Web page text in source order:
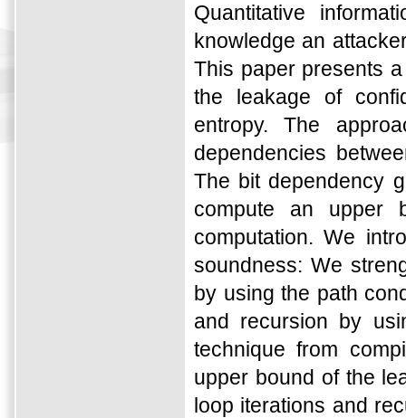
Quantitative
knowledge an
This paper presents
the leakage of
entropy. The
dependencies
The bit dependency
compute an upper
computation. We
soundness: We
by using the path
and recursion by
technique from
upper bound of the
loop iterations and